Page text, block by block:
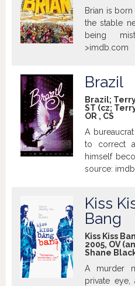
Brian is
the stable
being
>imdb.com
Brazil
Brazil;
ST (cz;
OR , CS
A
to correct
himself
source:
Kiss
Bang
Kiss Kiss
2005, OV
Shane
A murder
private eye,